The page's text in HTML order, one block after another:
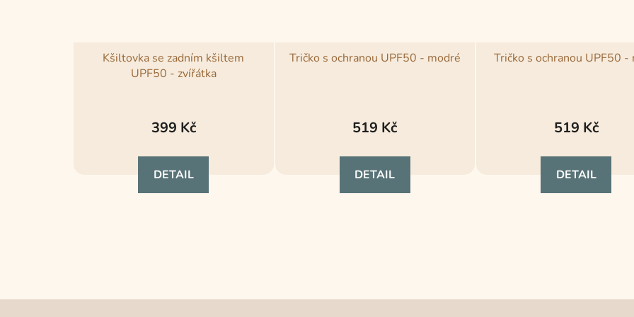
Kšiltovka se zadním kšiltem
UPF50 - zvířátka
399 Kč
DETAIL
Tričko s ochranou UPF50 - modré
519 Kč
DETAIL
Tričko s ochranou UPF50 -
519 Kč
DETAIL